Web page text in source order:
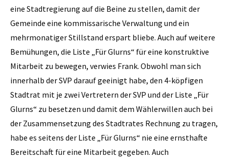
eine Stadtregierung auf die Beine zu stellen, damit der
Gemeinde eine kommissarische Verwaltung und ein
mehrmonatiger Stillstand erspart bliebe. Auch auf weitere
Bemühungen, die Liste „Für Glurns“ für eine konstruktive
Mitarbeit zu bewegen, verwies Frank. Obwohl man sich
innerhalb der SVP darauf geeinigt habe, den 4-köpfigen
Stadtrat mit je zwei Vertretern der SVP und der Liste „Für
Glurns“ zu besetzen und damit dem Wählerwillen auch bei
der Zusammensetzung des Stadtrates Rechnung zu tragen,
habe es seitens der Liste „Für Glurns“ nie eine ernsthafte
Bereitschaft für eine Mitarbeit gegeben. Auch